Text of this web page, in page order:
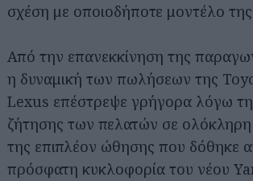
σχέση με οποιοδήποτε μοντέλο
Από την επανεκκίνηση της
η δυναμική των πωλήσεων της
Lexus επέστρεψε γρήγορα λόγω
ζήτησης των πελατών σε ολόκληρη
της επιπλέον ώθησης που δόθηκε
πρόσφατη κυκλοφορία του νέου